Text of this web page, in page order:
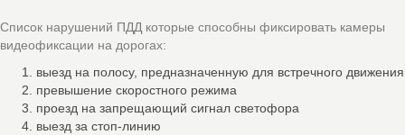
Список нарушений ПДД которые способны фиксировать камеры
видеофиксации на дорогах:
выезд на полосу, предназначенную для встречного движения
превышение скоростного режима
проезд на запрещающий сигнал светофора
выезд за стоп-линию